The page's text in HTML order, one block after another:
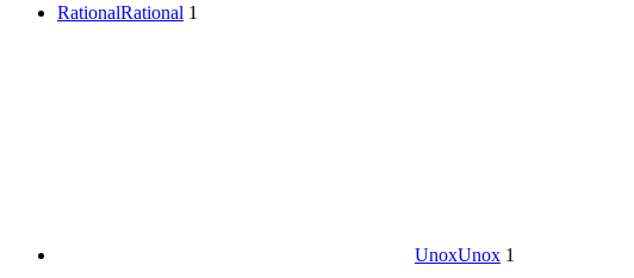
RationalRational 1
UnoxUnox 1